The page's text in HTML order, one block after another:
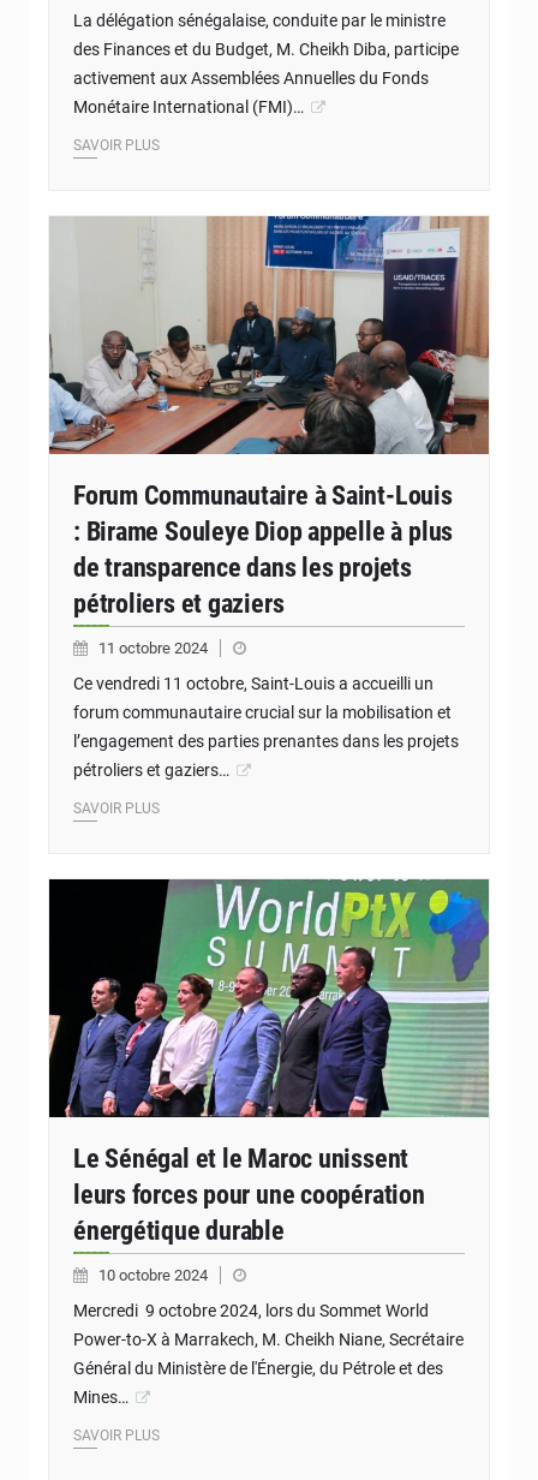
La délégation sénégalaise, conduite par le ministre
des Finances et du Budget, M. Cheikh Diba, participe
activement aux Assemblées Annuelles du Fonds
Monétaire International (FMI)…
SAVOIR PLUS
Forum Communautaire à Saint-Louis
: Birame Souleye Diop appelle à plus
de transparence dans les projets
pétroliers et gaziers
11 octobre 2024
Ce vendredi 11 octobre, Saint-Louis a accueilli un
forum communautaire crucial sur la mobilisation et
l’engagement des parties prenantes dans les projets
pétroliers et gaziers…
SAVOIR PLUS
Le Sénégal et le Maroc unissent
leurs forces pour une coopération
énergétique durable
10 octobre 2024
Mercredi 9 octobre 2024, lors du Sommet World
Power-to-X à Marrakech, M. Cheikh Niane, Secrétaire
Général du Ministère de l'Énergie, du Pétrole et des
Mines…
SAVOIR PLUS